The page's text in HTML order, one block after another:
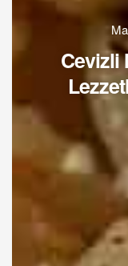
Cevizli